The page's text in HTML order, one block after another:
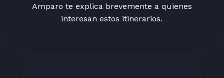
Amparo te explica brevemente a quienes
interesan estos itinerarios.